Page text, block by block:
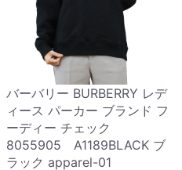
バーバリー BURBERRY レデ
ィース パーカー ブランド フ
ーディー チェック
8055905 A1189BLACK ブ
ラック apparel-01